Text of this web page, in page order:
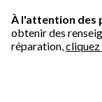
À l'attention des
obtenir des
réparation, cliquez